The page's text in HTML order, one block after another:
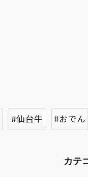
#仙台牛 #おでん
カテ